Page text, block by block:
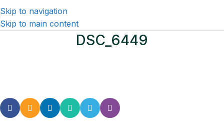
Skip to navigation
Skip to main content
DSC_6449